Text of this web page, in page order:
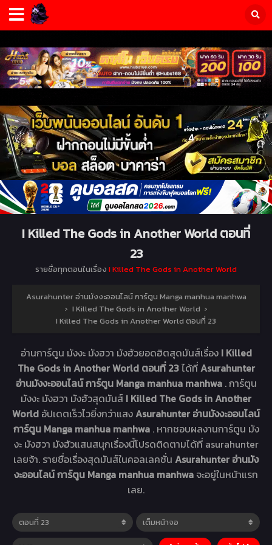
I Killed The Gods in Another World ตอนที่
23
รายชื่อทุกตอนในเรื่อง I Killed The Gods in Another World
Asurahunter อ่านมังงะออนไลน์ การ์ตูน Manga manhua manhwa
› I Killed The Gods in Another World ›
I Killed The Gods in Another World ตอนที่ 23
อ่านการ์ตูน มังงะ มังฮวา มังฮัวยอดฮิตสุดมันส์เรื่อง I Killed
The Gods in Another World ตอนที่ 23ได้ที่Asurahunter
อ่านมังงะออนไลน์ การ์ตูน Manga manhua manhwa . การ์ตูน
มังงะ มังฮวา มังฮัวสุดมันส์ I Killed The Gods in Another
World อัปเดตเร็วไวยิ่งกว่าแสงAsurahunter อ่านมังงะออนไลน์
การ์ตูน Manga manhua manhwa . หากชอบผลงานการ์ตูน มัง
งะ มังฮวา มังฮัวแสนสนุกเรื่องนี้โปรดติดตามได้ที่ asurahunter
เลยจ้า. รายชื่อเรื่องสุดมันส์ในคอลเลคชั่น Asurahunter อ่านมัง
งะออนไลน์ การ์ตูน Manga manhua manhwa จะอยู่ในหน้าแรก
เลย.